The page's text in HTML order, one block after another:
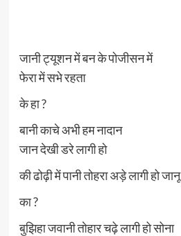
जानी ट्यूशन में बन के पोजीसन में
फेरा में सभे रहता
के हा ?
बानी काचे अभी हम नादान
जान देखी डरे लागी हो
की ढोढ़ी में पानी तोहरा अड़े लागी हो जानू
का ?
बुझिहा जवानी तोहार चढ़े लागी हो सोना